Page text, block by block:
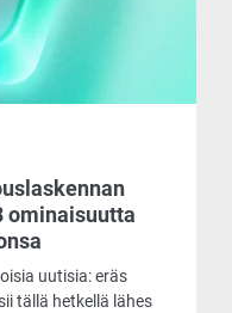
ominaisuutta
uutisia: eräs
tällä hetkellä lähes